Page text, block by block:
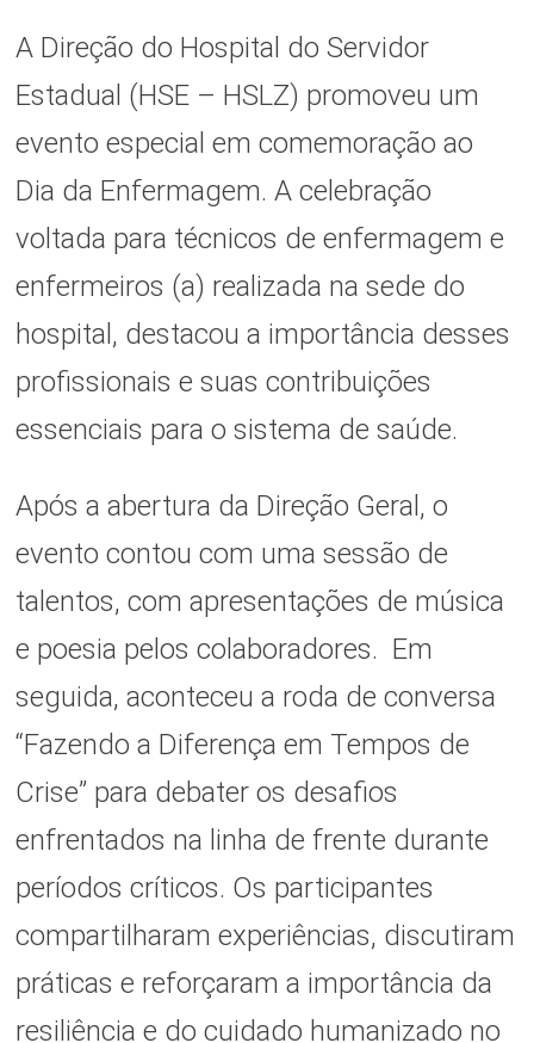
A Direção do Hospital do Servidor
Estadual (HSE – HSLZ) promoveu um
evento especial em comemoração ao
Dia da Enfermagem. A celebração
voltada para técnicos de enfermagem e
enfermeiros (a) realizada na sede do
hospital, destacou a importância desses
profissionais e suas contribuições
essenciais para o sistema de saúde.
Após a abertura da Direção Geral, o
evento contou com uma sessão de
talentos, com apresentações de música
e poesia pelos colaboradores. Em
seguida, aconteceu a roda de conversa
“Fazendo a Diferença em Tempos de
Crise” para debater os desafios
enfrentados na linha de frente durante
períodos críticos. Os participantes
compartilharam experiências, discutiram
práticas e reforçaram a importância da
resiliência e do cuidado humanizado no